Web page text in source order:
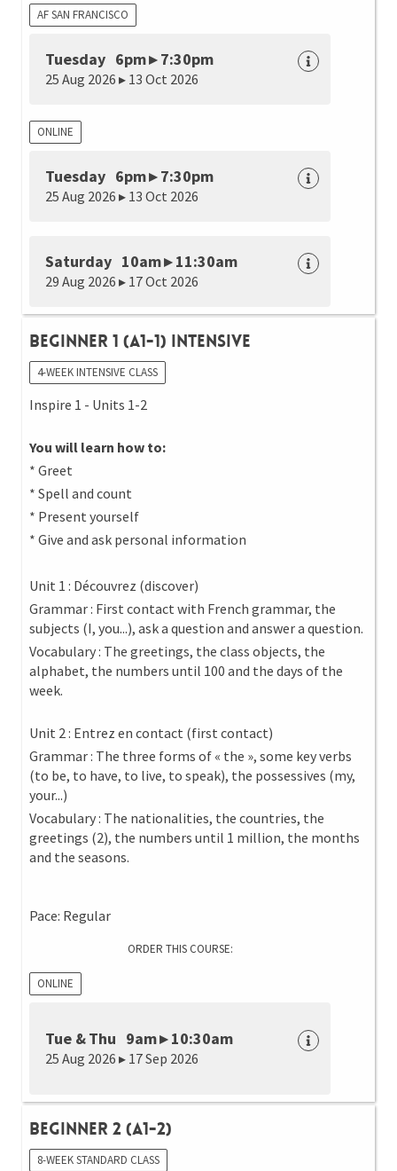
AF SAN FRANCISCO
Tuesday 6pm ▸ 7:30pm
25 Aug 2026 ▸ 13 Oct 2026
ONLINE
Tuesday 6pm ▸ 7:30pm
25 Aug 2026 ▸ 13 Oct 2026
Saturday 10am ▸ 11:30am
29 Aug 2026 ▸ 17 Oct 2026
Beginner 1 (A1-1) Intensive
4-WEEK INTENSIVE CLASS
Inspire 1 - Units 1-2
You will learn how to:
* Greet
* Spell and count
* Present yourself
* Give and ask personal information
Unit 1 : Découvrez (discover)
Grammar : First contact with French grammar, the
subjects (I, you...), ask a question and answer a question.
Vocabulary : The greetings, the class objects, the
alphabet, the numbers until 100 and the days of the
week.
Unit 2 : Entrez en contact (first contact)
Grammar : The three forms of « the », some key verbs
(to be, to have, to live, to speak), the possessives (my,
your...)
Vocabulary : The nationalities, the countries, the
greetings (2), the numbers until 1 million, the months
and the seasons.
Pace: Regular
ORDER THIS COURSE:
ONLINE
Tue & Thu 9am ▸ 10:30am
25 Aug 2026 ▸ 17 Sep 2026
Beginner 2 (A1-2)
8-WEEK STANDARD CLASS